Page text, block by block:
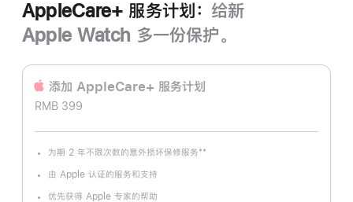
AppleCare+ 服务计划： 给新
Apple Watch 多一份保护。
添加 AppleCare+ 服务计‍划
RMB 399
为期 2 年不限次数的意外损坏保修服务
注
**
由 Apple 认证的服务和支持
优先获得 Apple 专家的帮助